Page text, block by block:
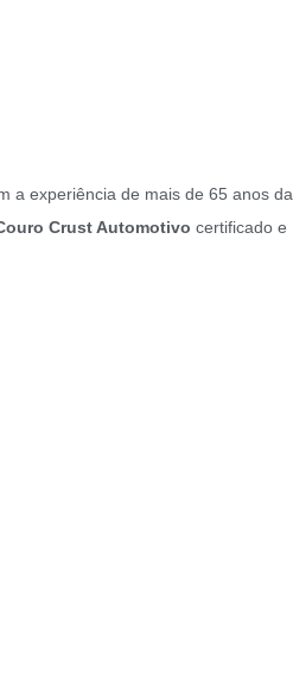
a experiência de mais de 65 anos da
Crust Automotivo certificado e